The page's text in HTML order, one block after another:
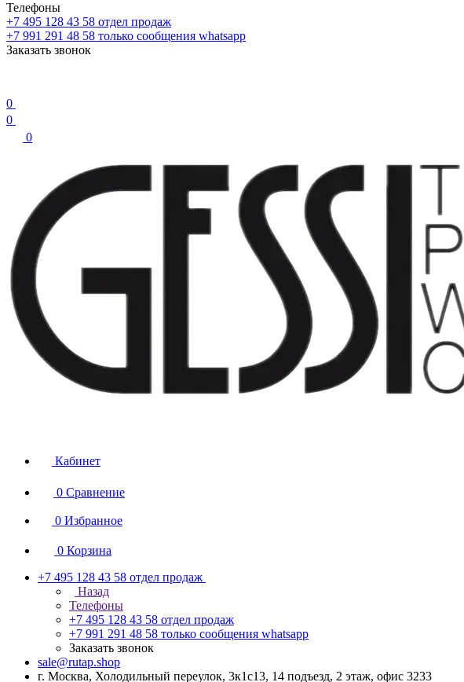
Телефоны
+7 495 128 43 58 отдел продаж
+7 991 291 48 58 только сообщения whatsapp
Заказать звонок
0
0
0
Кабинет
0 Сравнение
0 Избранное
0 Корзина
+7 495 128 43 58 отдел продаж
Назад
Телефоны
+7 495 128 43 58 отдел продаж
+7 991 291 48 58 только сообщения whatsapp
Заказать звонок
sale@rutap.shop
г. Москва, Холодильный переулок, 3к1с13, 14 подъезд, 2 этаж, офис 3233